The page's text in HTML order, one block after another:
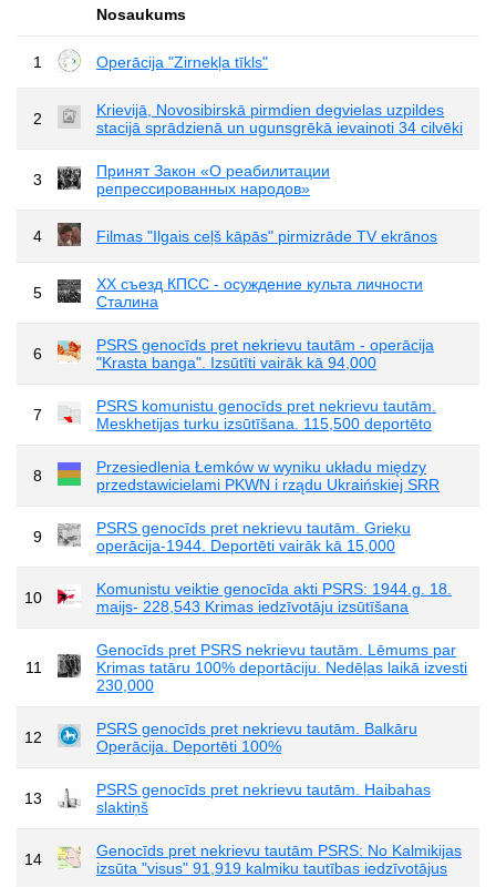
Nosaukums
1 Operācija "Zirnekļa tīkls"
2
Krievijā, Novosibirskā pirmdien degvielas uzpildes
stacijā sprādzienā un ugunsgrēkā ievainoti 34 cilvēki
3
Принят Закон «О реабилитации
репрессированных народов»
4 Filmas "Ilgais ceļš kāpās" pirmizrāde TV ekrānos
5
XX съезд КПСС - осуждение культа личности
Сталина
6
PSRS genocīds pret nekrievu tautām - operācija
"Krasta banga". Izsūtīti vairāk kā 94,000
7
PSRS komunistu genocīds pret nekrievu tautām.
Meskhetijas turku izsūtīšana. 115,500 deportēto
8
Przesiedlenia Łemków w wyniku układu między
przedstawicielami PKWN i rządu Ukraińskiej SRR
9
PSRS genocīds pret nekrievu tautām. Grieķu
operācija-1944. Deportēti vairāk kā 15,000
10
Komunistu veiktie genocīda akti PSRS: 1944.g. 18.
maijs- 228,543 Krimas iedzīvotāju izsūtīšana
11
Genocīds pret PSRS nekrievu tautām. Lēmums par
Krimas tatāru 100% deportāciju. Nedēļas laikā izvesti
230,000
12
PSRS genocīds pret nekrievu tautām. Balkāru
Operācija. Deportēti 100%
13
PSRS genocīds pret nekrievu tautām. Haibahas
slaktiņš
14
Genocīds pret nekrievu tautām PSRS: No Kalmikijas
izsūta "visus" 91,919 kalmiku tautības iedzīvotājus